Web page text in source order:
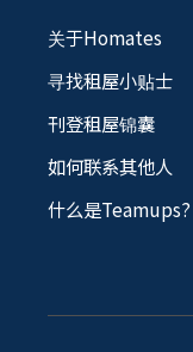
关于Homates
寻找租屋小贴士
刊登租屋锦囊
如何联系其他人
什么是Teamups?